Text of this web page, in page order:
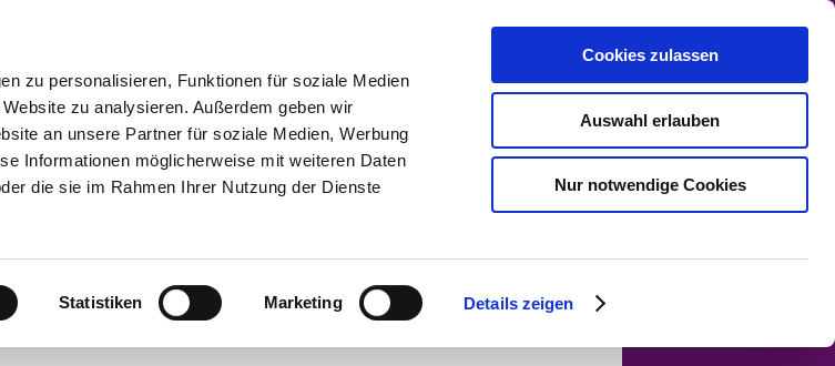
zu personalisieren, Funktionen für soziale Medien
zu analysieren. Außerdem geben wir
an unsere Partner für soziale Medien, Werbung
Informationen möglicherweise mit weiteren Daten
die sie im Rahmen Ihrer Nutzung der Dienste
Statistiken Marketing Details zeigen
Cookies zulassen
Auswahl erlauben
Nur notwendige Cookies
Coaching Aufstellung Seelenzentrierung
Preisliste
Über uns Kontakt Infos AGB
für Aschaffenburg
Feng Shui und Geomantie